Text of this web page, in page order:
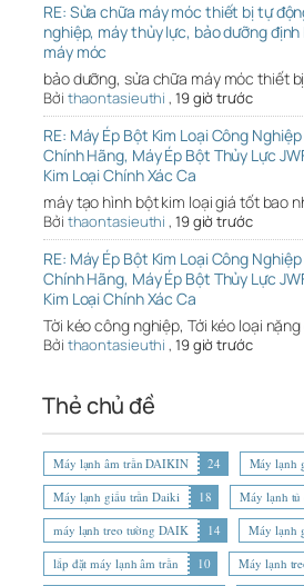
RE: Sửa chữa máy móc thiết bị tự
nghiệp, máy thủy lực, bảo dưỡng
máy móc
bảo dưỡng, sửa chữa máy móc thiết
Bởi thaontasieuthi , 19 giờ trước
RE: Máy Ép Bột Kim Loại Công
Chính Hãng, Máy Ép Bột Thủy Lực
Kim Loại Chính Xác Ca
máy tạo hình bột kim loại giá tốt bao
Bởi thaontasieuthi , 19 giờ trước
RE: Máy Ép Bột Kim Loại Công
Chính Hãng, Máy Ép Bột Thủy Lực
Kim Loại Chính Xác Ca
Tời kéo công nghiệp, Tới kéo loại
Bởi thaontasieuthi , 19 giờ trước
Thẻ chủ đề
Máy lạnh âm trần DAIKIN 24 Máy lạnh
Máy lạnh giấu trần Daiki
18 Máy lạnh
máy lạnh treo tường DAIK
14 Máy lạnh
lắp đặt máy lạnh âm trần
10 Máy lạnh